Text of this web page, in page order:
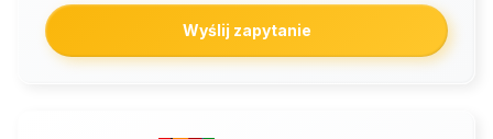
Wyślij zapytanie